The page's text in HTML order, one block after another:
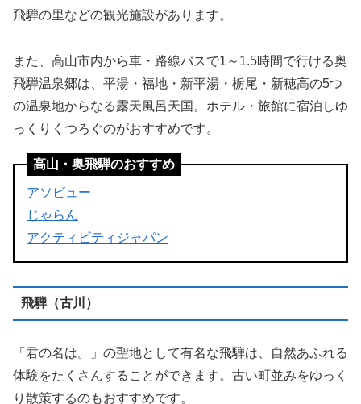
飛騨の里などの観光施設があります。
また、高山市内から車・路線バスで1～1.5時間で行ける奥
飛騨温泉郷は、平湯・福地・新平湯・栃尾・新穂高の5つ
の温泉地からなる露天風呂天国。ホテル・旅館に宿泊しゆ
っくりくつろぐのがおすすめです。
高山・奥飛騨のおすすめ
アソビュー
じゃらん
アクティビティジャパン
飛騨（古川）
「君の名は。」の聖地として有名な飛騨は、自然あふれる
体験をたくさんすることができます。古い町並みをゆっく
り散策するのもおすすめです。